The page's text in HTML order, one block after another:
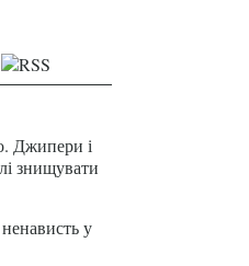
Джипери і
знищувати
у